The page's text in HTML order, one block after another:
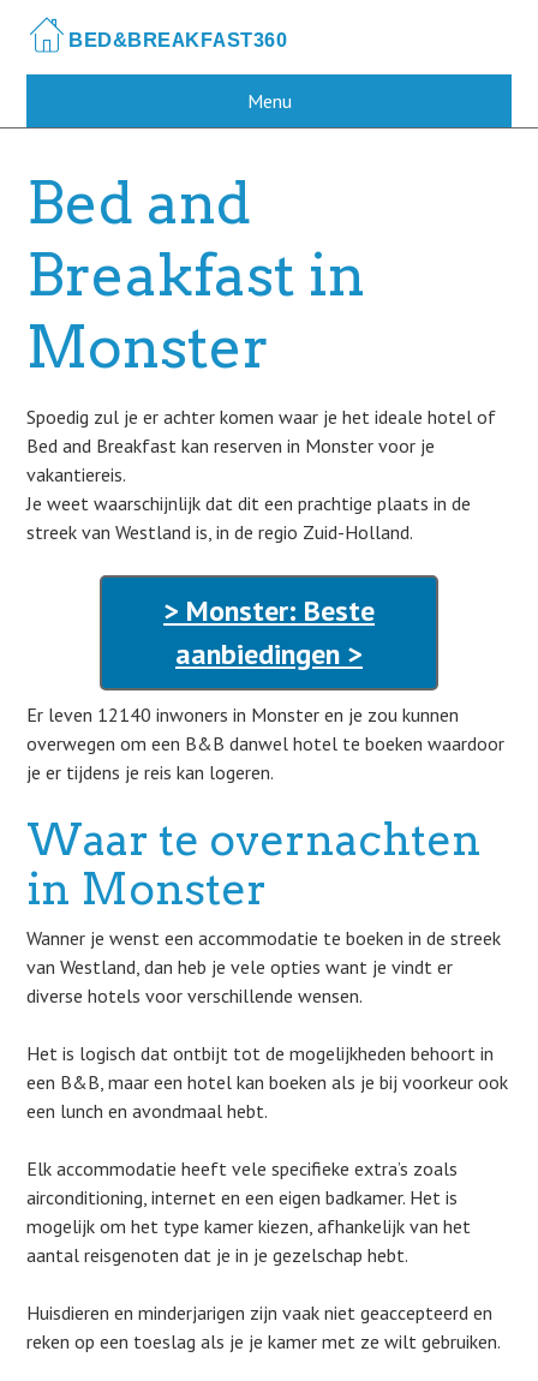
main
Menu
Bed and
Breakfast in
Monster
Spoedig zul je er achter komen waar je het ideale hotel of
Bed and Breakfast kan reserven in Monster voor je
vakantiereis.
Je weet waarschijnlijk dat dit een prachtige plaats in de
streek van Westland is, in de regio Zuid-Holland.
> Monster: Beste
aanbiedingen >
Er leven 12140 inwoners in Monster en je zou kunnen
overwegen om een B&B danwel hotel te boeken waardoor
je er tijdens je reis kan logeren.
Waar te overnachten
in Monster
Wanner je wenst een accommodatie te boeken in de streek
van Westland, dan heb je vele opties want je vindt er
diverse hotels voor verschillende wensen.
Het is logisch dat ontbijt tot de mogelijkheden behoort in
een B&B, maar een hotel kan boeken als je bij voorkeur ook
een lunch en avondmaal hebt.
Elk accommodatie heeft vele specifieke extra’s zoals
airconditioning, internet en een eigen badkamer. Het is
mogelijk om het type kamer kiezen, afhankelijk van het
aantal reisgenoten dat je in je gezelschap hebt.
Huisdieren en minderjarigen zijn vaak niet geaccepteerd en
reken op een toeslag als je je kamer met ze wilt gebruiken.